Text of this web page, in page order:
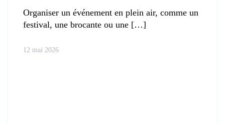
Organiser un événement en plein air, comme un
festival, une brocante ou une
12 mai 2026